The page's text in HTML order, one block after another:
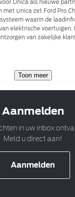
Unica als nieuwe
met Unica zet Ford Pro
waarin de
elektrische voertuigen.
van zakelijke
Toon meer
Aanmelden
in uw inbox
Meld u direct aan!
Aanmelden